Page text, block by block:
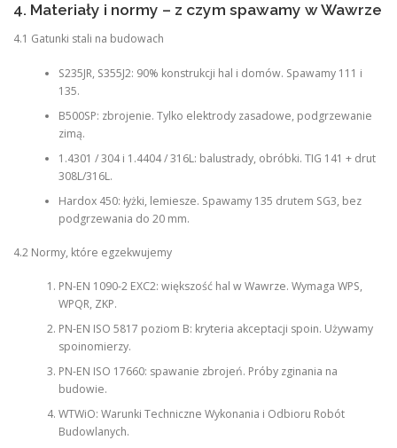
4. Materiały i normy – z czym spawamy w Wawrze
4.1 Gatunki stali na budowach
S235JR, S355J2: 90% konstrukcji hal i domów. Spawamy 111 i
135.
B500SP: zbrojenie. Tylko elektrody zasadowe, podgrzewanie
zimą.
1.4301 / 304 i 1.4404 / 316L: balustrady, obróbki. TIG 141 + drut
308L/316L.
Hardox 450: łyżki, lemiesze. Spawamy 135 drutem SG3, bez
podgrzewania do 20 mm.
4.2 Normy, które egzekwujemy
PN-EN 1090-2 EXC2: większość hal w Wawrze. Wymaga WPS,
WPQR, ZKP.
PN-EN ISO 5817 poziom B: kryteria akceptacji spoin. Używamy
spoinomierzy.
PN-EN ISO 17660: spawanie zbrojeń. Próby zginania na
budowie.
WTWiO: Warunki Techniczne Wykonania i Odbioru Robót
Budowlanych.